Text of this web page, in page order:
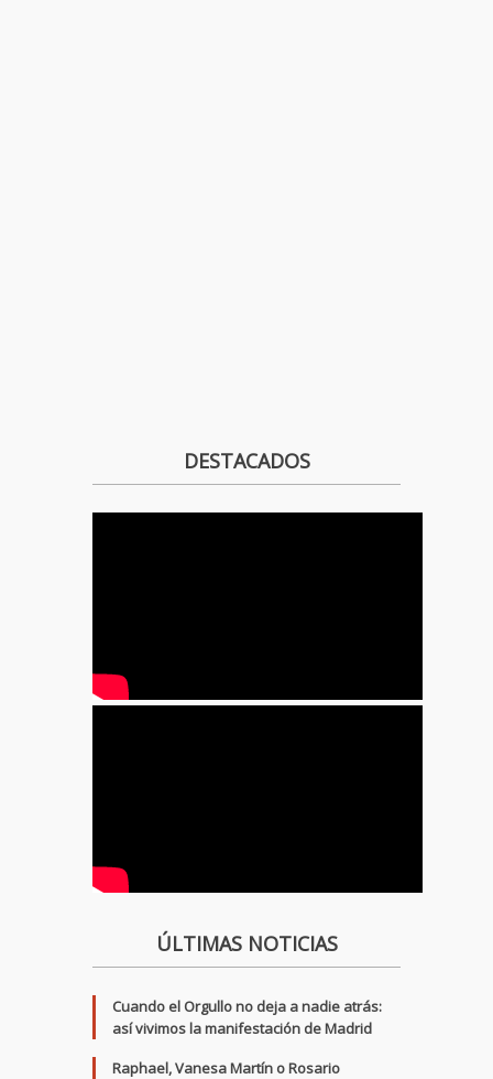
DESTACADOS
ÚLTIMAS NOTICIAS
Cuando el Orgullo no deja a nadie atrás:
así vivimos la manifestación de Madrid
Raphael, Vanesa Martín o Rosario